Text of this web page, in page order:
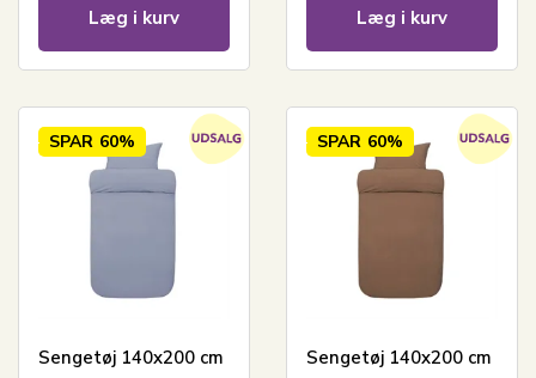
Læg i kurv Læg i kurv
SPAR 60%
Sengetøj 140x200 cm
SPAR 60%
Sengetøj 140x200 cm